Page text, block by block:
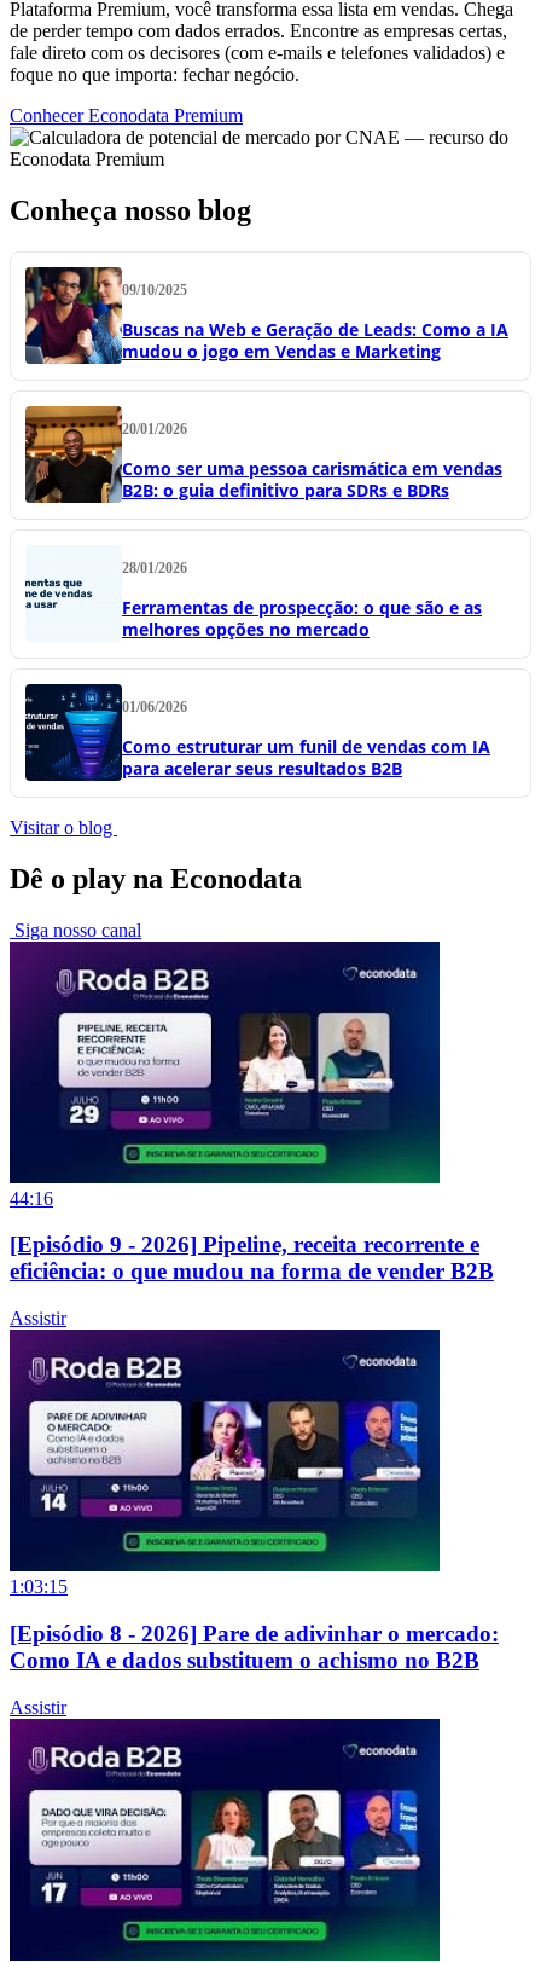
Plataforma Premium, você transforma essa lista em vendas. Chega
de perder tempo com dados errados. Encontre as empresas certas,
fale direto com os decisores (com e-mails e telefones validados) e
foque no que importa: fechar negócio.
Conhecer Econodata Premium
Conheça nosso blog
09/10/2025
Buscas na Web e Geração de Leads: Como a IA
mudou o jogo em Vendas e Marketing
20/01/2026
Como ser uma pessoa carismática em vendas
B2B: o guia definitivo para SDRs e BDRs
28/01/2026
Ferramentas de prospecção: o que são e as
melhores opções no mercado
01/06/2026
Como estruturar um funil de vendas com IA
para acelerar seus resultados B2B
Visitar o blog
Dê o play na Econodata
Siga nosso canal
44:16
[Episódio 9 - 2026] Pipeline, receita recorrente e
eficiência: o que mudou na forma de vender B2B
Assistir
1:03:15
[Episódio 8 - 2026] Pare de adivinhar o mercado:
Como IA e dados substituem o achismo no B2B
Assistir